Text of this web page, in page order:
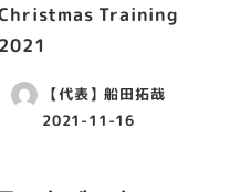
Training
2021
【代表】船田拓哉
2021-11-16